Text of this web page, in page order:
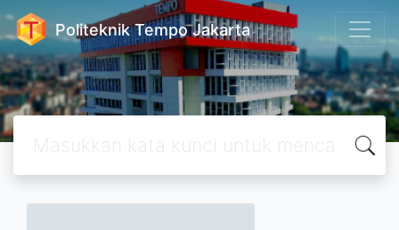
Politeknik Tempo Jakarta